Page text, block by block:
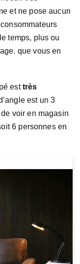
et ne pose aucun
temps, plus ou
que vous en
esttrès
est un 3
voir en magasin
6 personnes en